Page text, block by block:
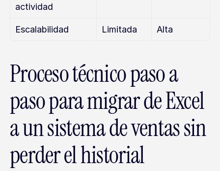
actividad
Escalabilidad Limitada Alta
Proceso técnico paso a
paso para migrar de Excel
a un sistema de ventas sin
perder el historial